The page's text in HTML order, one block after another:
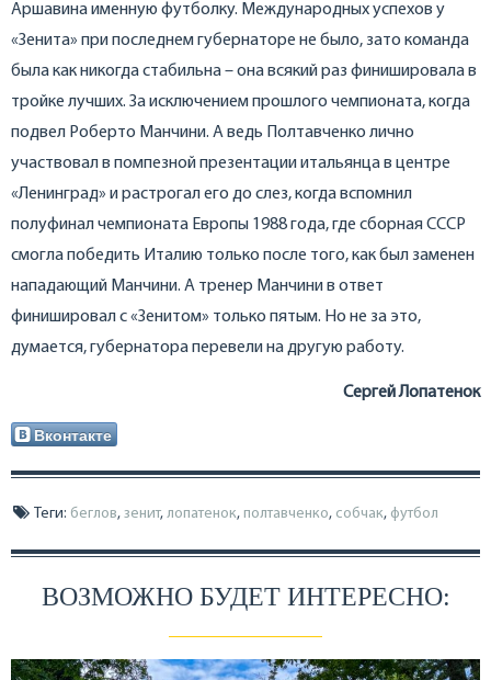
Аршавина именную футболку. Международных успехов у
«Зенита» при последнем губернаторе не было, зато команда
была как никогда стабильна – она всякий раз финишировала в
тройке лучших. За исключением прошлого чемпионата, когда
подвел Роберто Манчини. А ведь Полтавченко лично
участвовал в помпезной презентации итальянца в центре
«Ленинград» и растрогал его до слез, когда вспомнил
полуфинал чемпионата Европы 1988 года, где сборная СССР
смогла победить Италию только после того, как был заменен
нападающий Манчини. А тренер Манчини в ответ
финишировал с «Зенитом» только пятым. Но не за это,
думается, губернатора перевели на другую работу.
Сергей Лопатенок
Вконтакте
Теги: беглов, зенит, лопатенок, полтавченко, собчак, футбол
ВОЗМОЖНО БУДЕТ ИНТЕРЕСНО: